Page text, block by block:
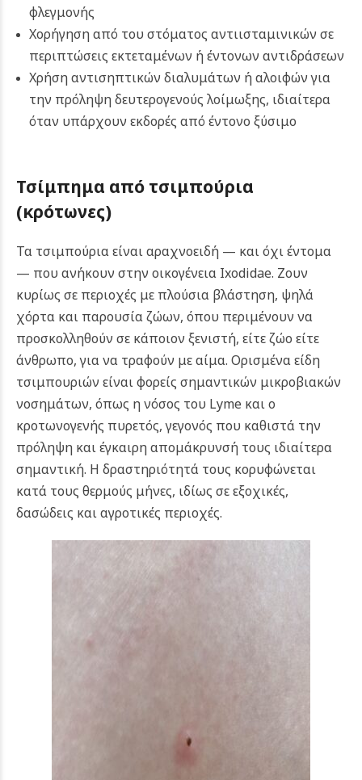
φλεγμονής
Χορήγηση από του στόματος αντιισταμινικών σε
περιπτώσεις εκτεταμένων ή έντονων αντιδράσεων
Χρήση αντισηπτικών διαλυμάτων ή αλοιφών για
την πρόληψη δευτερογενούς λοίμωξης, ιδιαίτερα
όταν υπάρχουν εκδορές από έντονο ξύσιμο
Τσίμπημα από τσιμπούρια
(κρότωνες)
Τα τσιμπούρια είναι αραχνοειδή — και όχι έντομα
— που ανήκουν στην οικογένεια Ixodidae. Ζουν
κυρίως σε περιοχές με πλούσια βλάστηση, ψηλά
χόρτα και παρουσία ζώων, όπου περιμένουν να
προσκολληθούν σε κάποιον ξενιστή, είτε ζώο είτε
άνθρωπο, για να τραφούν με αίμα. Ορισμένα είδη
τσιμπουριών είναι φορείς σημαντικών μικροβιακών
νοσημάτων, όπως η νόσος του Lyme και ο
κροτωνογενής πυρετός, γεγονός που καθιστά την
πρόληψη και έγκαιρη απομάκρυνσή τους ιδιαίτερα
σημαντική. Η δραστηριότητά τους κορυφώνεται
κατά τους θερμούς μήνες, ιδίως σε εξοχικές,
δασώδεις και αγροτικές περιοχές.